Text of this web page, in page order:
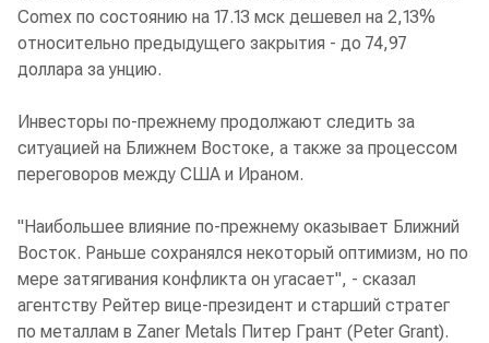
Comex по состоянию на 17.13 мск дешевел на 2,13%
относительно предыдущего закрытия - до 74,97
доллара за унцию.
Инвесторы по-прежнему продолжают следить за
ситуацией на Ближнем Востоке, а также за процессом
переговоров между США и Ираном.
"Наибольшее влияние по-прежнему оказывает Ближний
Восток. Раньше сохранялся некоторый оптимизм, но по
мере затягивания конфликта он угасает", - сказал
агентству Рейтер вице-президент и старший стратег
по металлам в Zaner Metals Питер Грант (Peter Grant).